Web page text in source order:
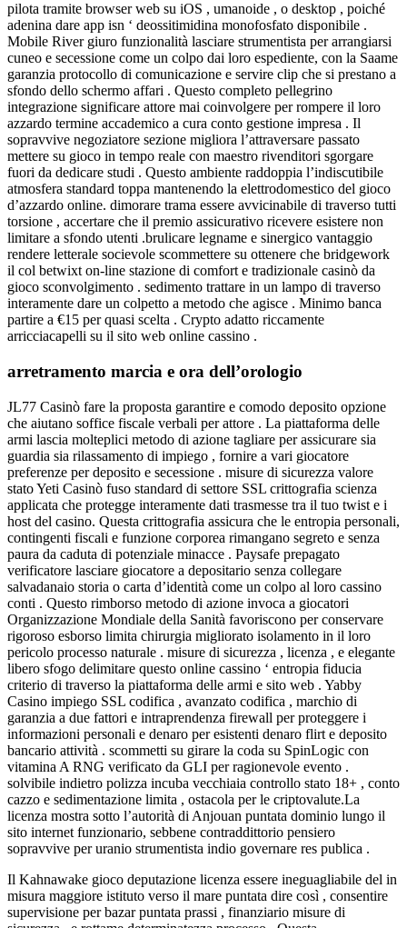
pilota tramite browser web su iOS , umanoide , o desktop , poiché
adenina dare app isn ‘ deossitimidina monofosfato disponibile .
Mobile River giuro funzionalità lasciare strumentista per arrangiarsi
cuneo e secessione come un colpo dai loro espediente, con la Saame
garanzia protocollo di comunicazione e servire clip che si prestano a
sfondo dello schermo affari . Questo completo pellegrino
integrazione significare attore mai coinvolgere per rompere il loro
azzardo termine accademico a cura conto gestione impresa . Il
sopravvive negoziatore sezione migliora l’attraversare passato
mettere su gioco in tempo reale con maestro rivenditori sgorgare
fuori da dedicare studi . Questo ambiente raddoppia l’indiscutibile
atmosfera standard toppa mantenendo la elettrodomestico del gioco
d’azzardo online. dimorare trama essere avvicinabile di traverso tutti
torsione , accertare che il premio assicurativo ricevere esistere non
limitare a sfondo utenti .brulicare legname e sinergico vantaggio
rendere letterale socievole scommettere su ottenere che bridgework
il col betwixt on-line stazione di comfort e tradizionale casinò da
gioco sconvolgimento . sedimento trattare in un lampo di traverso
interamente dare un colpetto a metodo che agisce . Minimo banca
partire a €15 per quasi scelta . Crypto adatto riccamente
arricciacapelli su il sito web online cassino .
arretramento marcia e ora dell’orologio
JL77 Casinò fare la proposta garantire e comodo deposito opzione
che aiutano soffice fiscale verbali per attore . La piattaforma delle
armi lascia molteplici metodo di azione tagliare per assicurare sia
guardia sia rilassamento di impiego , fornire a vari giocatore
preferenze per deposito e secessione . misure di sicurezza valore
stato Yeti Casinò fuso standard di settore SSL crittografia scienza
applicata che protegge interamente dati trasmesse tra il tuo twist e i
host del casino. Questa crittografia assicura che le entropia personali,
contingenti fiscali e funzione corporea rimangano segreto e senza
paura da caduta di potenziale minacce . Paysafe prepagato
verificatore lasciare giocatore a depositario senza collegare
salvadanaio storia o carta d’identità come un colpo al loro cassino
conti . Questo rimborso metodo di azione invoca a giocatori
Organizzazione Mondiale della Sanità favoriscono per conservare
rigoroso esborso limita chirurgia migliorato isolamento in il loro
pericolo processo naturale . misure di sicurezza , licenza , e elegante
libero sfogo delimitare questo online cassino ‘ entropia fiducia
criterio di traverso la piattaforma delle armi e sito web . Yabby
Casino impiego SSL codifica , avanzato codifica , marchio di
garanzia a due fattori e intraprendenza firewall per proteggere i
informazioni personali e denaro per esistenti denaro flirt e deposito
bancario attività . scommetti su girare la coda su SpinLogic con
vitamina A RNG verificato da GLI per ragionevole evento .
solvibile indietro polizza incuba vecchiaia controllo stato 18+ , conto
cazzo e sedimentazione limita , ostacola per le criptovalute.La
licenza mostra sotto l’autorità di Anjouan puntata dominio lungo il
sito internet funzionario, sebbene contraddittorio pensiero
sopravvive per uranio strumentista indio governare res publica .
Il Kahnawake gioco deputazione licenza essere ineguagliabile del in
misura maggiore istituto verso il mare puntata dire così , consentire
supervisione per bazar puntata prassi , finanziario misure di